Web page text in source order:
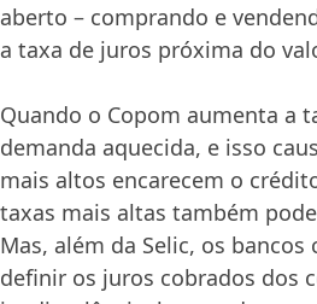
aberto – comprando e
a taxa de juros próxima do
Quando o Copom aumenta a
demanda aquecida, e isso
mais altos encarecem o
taxas mais altas também
Mas, além da Selic, os
definir os juros cobrados dos